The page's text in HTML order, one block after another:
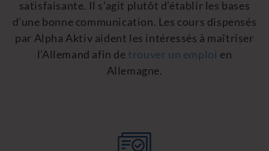
satisfaisante. Il s’agit plutôt d’établir les bases
d’une bonne communication. Les cours dispensés
par Alpha Aktiv aident les intéressés à maîtriser
l’Allemand afin de trouver un emploi en
Allemagne.